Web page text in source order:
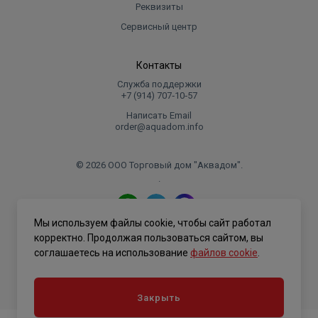
10 °С) с насосом VRS 25/4, кВт
Тепловая мощность смесительного узла (Δt =
Межосевое расстояние выходов, мм
Монтажная длина насоса, мм
Температура рабочей среды, °С
Рабочее давление, бар
Управляющее напряжение сервопривода, °С
Средний полный срок службы, лет
Реквизиты
Сервисный центр
Контакты
Служба поддержки
+7 (914) 707‑10‑57
Написать Email
order@aquadom.info
© 2026 ООО Торговый дом "Аквадом".
.
Политика конфиденциальности
Мы используем файлы cookie, чтобы сайт работал
корректно. Продолжая пользоваться сайтом, вы
соглашаетесь на использование файлов cookie
Закрыть